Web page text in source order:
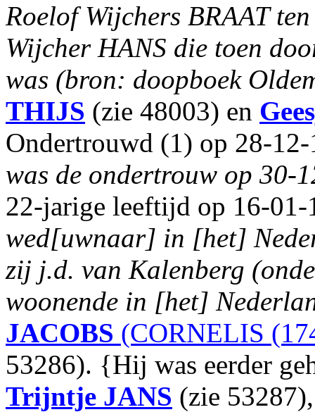
Roelof Wijchers BRAAT
Wijcher HANS die toen
was (bron: doopboek
THIJS (zie 48003) en
Ondertrouwd (1) op 28-
was de ondertrouw op 30-
22-jarige leeftijd op 16-
wed[uwnaar] in [het]
zij j.d. van Kalenberg
woonende in [het]
JACOBS (CORNELIS
53286). {Hij was eerder
Trijntje JANS (zie